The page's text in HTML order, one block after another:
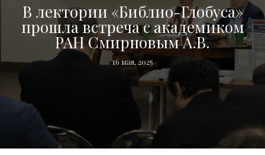
В лектории «Библио-Глобуса»
прошла встреча с академиком
РАН Смирновым А.В.
16 мая, 2025